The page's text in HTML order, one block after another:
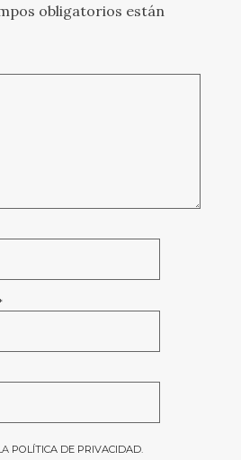
obligatorios están
POLÍTICA DE PRIVACIDAD.